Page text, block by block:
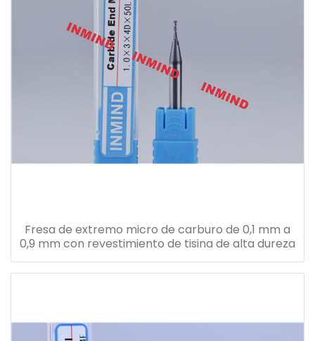
Fresa de extremo micro de carburo de 0,1 mm a
0,9 mm con revestimiento de tisina de alta dureza